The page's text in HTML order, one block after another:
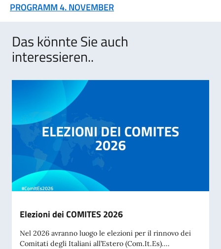
PROGRAMM 4. NOVEMBER
Das könnte Sie auch
interessieren..
Elezioni dei COMITES 2026
Nel 2026 avranno luogo le elezioni per il rinnovo dei
Comitati degli Italiani all’Estero (Com.It.Es)....